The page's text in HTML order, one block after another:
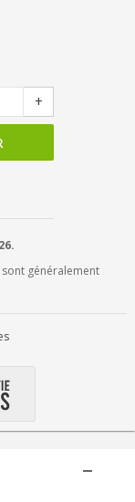
+
sont généralement